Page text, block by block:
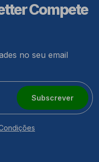
Compete
no seu email
Subscrever